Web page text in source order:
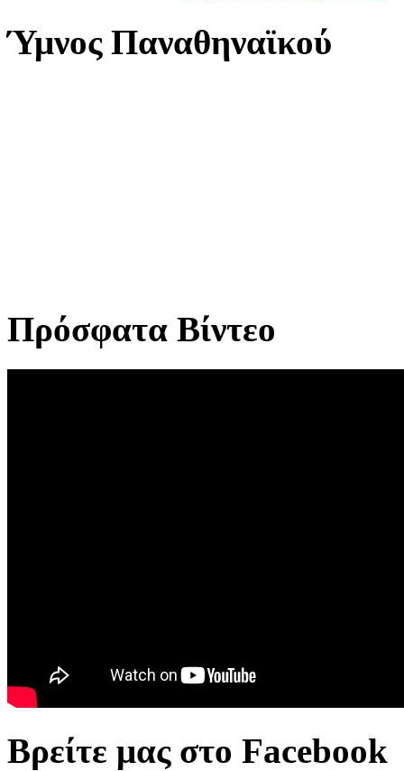
Ύμνος Παναθηναϊκού
Πρόσφατα Βίντεο
Βρείτε μας στο Facebook